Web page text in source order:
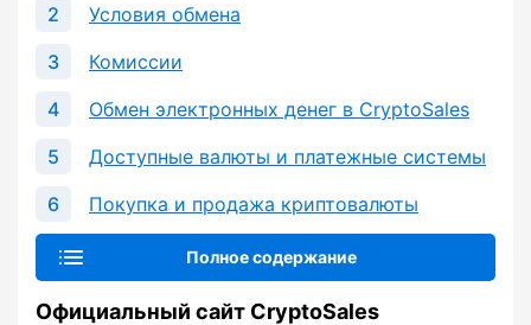
Условия обмена
Комиссии
Обмен электронных денег в CryptoSales
Доступные валюты и платежные системы
Покупка и продажа криптовалюты
Полное содержание
Официальный сайт CryptoSales